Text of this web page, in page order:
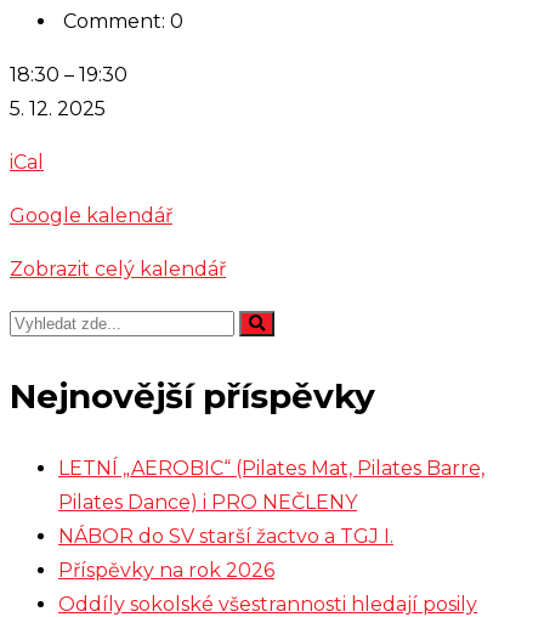
Comment: 0
p.
Vik
18:30 – 19:30
5. 12. 2025
iCal
Google kalendář
Zobrazit celý kalendář
Nejnovější příspěvky
LETNÍ „AEROBIC“ (Pilates Mat, Pilates Barre,
Pilates Dance) i PRO NEČLENY
NÁBOR do SV starší žactvo a TGJ I.
Příspěvky na rok 2026
Oddíly sokolské všestrannosti hledají posily